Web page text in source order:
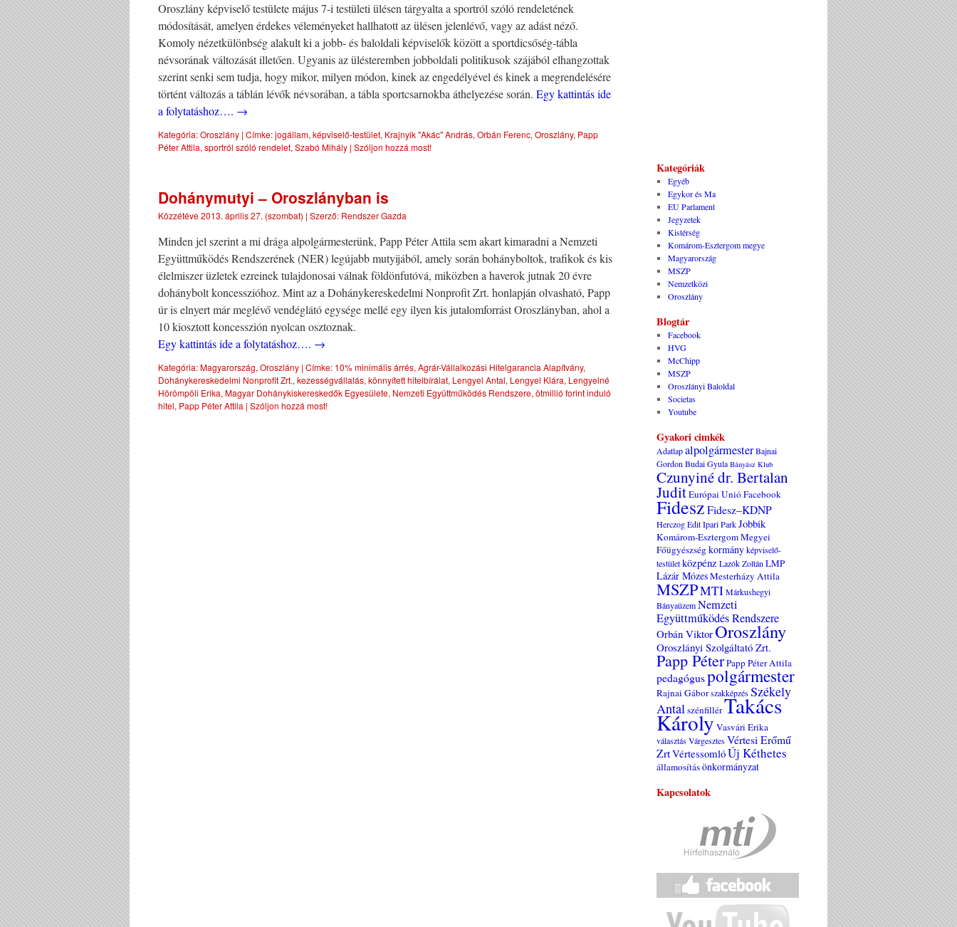
Oroszlány képviselő testülete május 7-i testületi ülésen tárgyalta a sportról szóló rendeletének
módosítását, amelyen érdekes véleményeket hallhatott az ülésen jelenlévő, vagy az adást néző.
Komoly nézetkülönbség alakult ki a jobb- és baloldali képviselők között a sportdicsőség-tábla
névsorának változását illetően. Ugyanis az ülésteremben jobboldali politikusok szájából elhangzottak
szerint senki sem tudja, hogy mikor, milyen módon, kinek az engedélyével és kinek a megrendelésére
történt változás a táblán lévők névsorában, a tábla sportcsarnokba áthelyezése során. Egy kattintás ide
a folytatáshoz…. →
Kategória:Oroszlány | Címke:jogállam, képviselő-testület, Krajnyik "Akác" András, Orbán Ferenc, Oroszlány, Papp
Péter Attila, sportról szóló rendelet, Szabó Mihály | Szóljon hozzá most!
Dohánymutyi – Oroszlányban is
Közzétéve2013. április 27. (szombat) | Szerző: Rendszer Gazda
Minden jel szerint a mi drága alpolgármesterünk, Papp Péter Attila sem akart kimaradni a Nemzeti
Együttműködés Rendszerének (NER) legújabb mutyijából, amely során bohányboltok, trafikok és kis
élelmiszer üzletek ezreinek tulajdonosai válnak földönfutóvá, miközben a haverok jutnak 20 évre
dohánybolt koncesszióhoz. Mint az a Dohánykereskedelmi Nonprofit Zrt. honlapján olvasható, Papp
úr is elnyert már meglévő vendéglátó egysége mellé egy ilyen kis jutalomforrást Oroszlányban, ahol a
10 kiosztott koncesszión nyolcan osztoznak.
Egy kattintás ide a folytatáshoz…. →
Kategória:Magyarország, Oroszlány | Címke: 10% minimális árrés, Agrár-Vállalkozási Hitelgarancia Alapítvány,
Dohánykereskedelmi Nonprofit Zrt., kezességvállalás, könnyített hitelbírálat, Lengyel Antal, Lengyel Klára, Lengyelné
Hörömpöli Erika, Magyar Dohánykiskereskedők Egyesülete, Nemzeti Együttműködés Rendszere, ötmillió forint induló
hitel, Papp Péter Attila | Szóljon hozzá most!
Kategóriák
Egyéb
Egykor és Ma
EU Parlament
Jegyzetek
Kistérség
Komárom-Esztergom megye
Magyarország
MSZP
Nemzetközi
Oroszlány
Blogtár
Facebook
HVG
McChipp
MSZP
Oroszlányi Baloldal
Societas
Youtube
Gyakori cimkék
AdatlapalpolgármesterBajnai
Gordon Budai Gyula Bányász Klub
Czunyiné dr. Bertalan
JuditEurópai UnióFacebook
FideszFidesz–KDNP
Herczog EditIpari ParkJobbik
Komárom-Esztergom Megyei
Főügyészség kormányképviselő-
testületközpénzLazók Zoltán LMP
Lázár MózesMesterházy Attila
MSZPMTIMárkushegyi
BányaüzemNemzeti
Együttműködés Rendszere
Orbán ViktorOroszlány
Oroszlányi Szolgáltató Zrt.
Papp PéterPapp Péter Attila
pedagóguspolgármester
Rajnai GáborszakképzésSzékely
AntalszénfillérTakács
KárolyVasvári Erika
választásVárgesztesVértesi Erőmű
ZrtVértessomlóÚj Kéthetes
államosításönkormányzat
Kapcsolatok